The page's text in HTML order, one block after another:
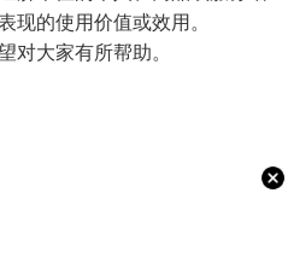
现的使用价值或效用。
对大家有所帮助。